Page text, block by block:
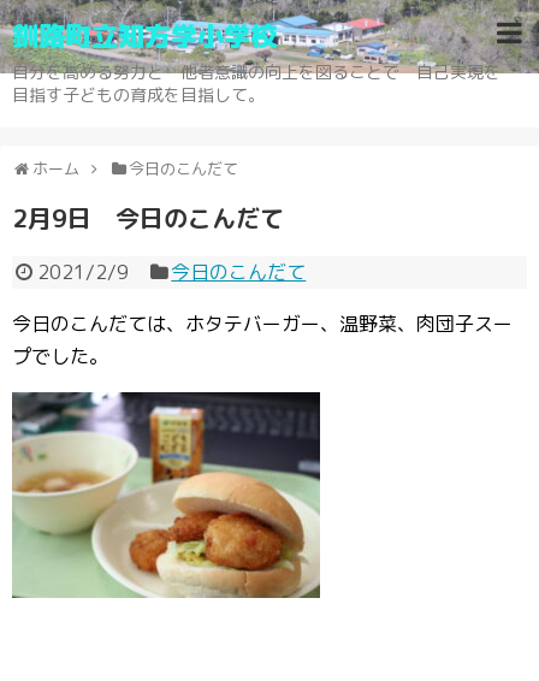
釧路町立知方学小学校
自分を高める努力と 他者意識の向上を図ることで 自己実現を
目指す子どもの育成を目指して。
ホーム 今日のこんだて
2月9日 今日のこんだて
2021/2/9
今日のこんだて
今日のこんだては、ホタテバーガー、温野菜、肉団子スー
プでした。